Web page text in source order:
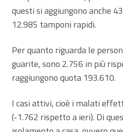
questi si aggiungono anche
12.985 tamponi rapidi.
Per quanto riguarda le
guarite, sono 2.756 in più
raggiungono quota 193.610.
I casi attivi, cioè i malati
(-1.762 rispetto a ieri). Di